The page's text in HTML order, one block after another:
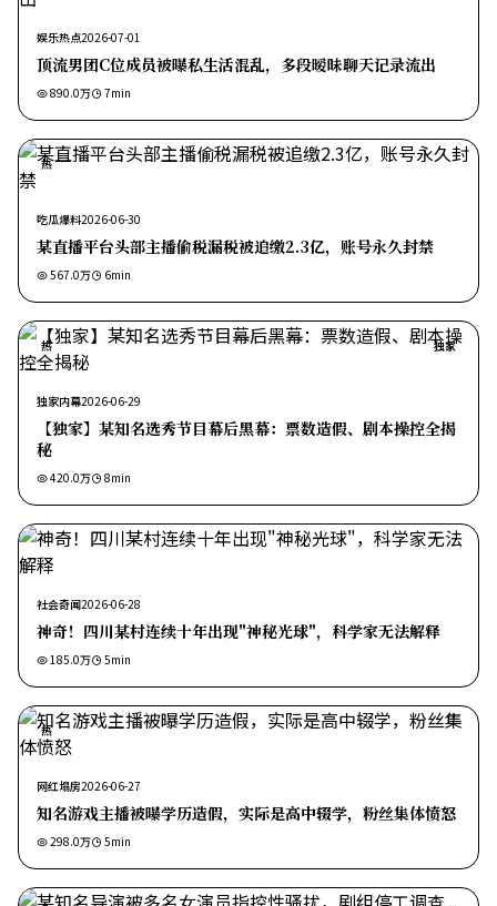
娱乐热点2026-07-01
顶流男团C位成员被曝私生活混乱，多段暧昧聊天记录流出
890.0万 7min
热
吃瓜爆料2026-06-30
某直播平台头部主播偷税漏税被追缴2.3亿，账号永久封禁
567.0万 6min
热 独家
独家内幕2026-06-29
【独家】某知名选秀节目幕后黑幕：票数造假、剧本操控全揭
秘
420.0万 8min
社会奇闻2026-06-28
神奇！四川某村连续十年出现"神秘光球"，科学家无法解释
185.0万 5min
热
网红塌房2026-06-27
知名游戏主播被曝学历造假，实际是高中辍学，粉丝集体愤怒
298.0万 5min